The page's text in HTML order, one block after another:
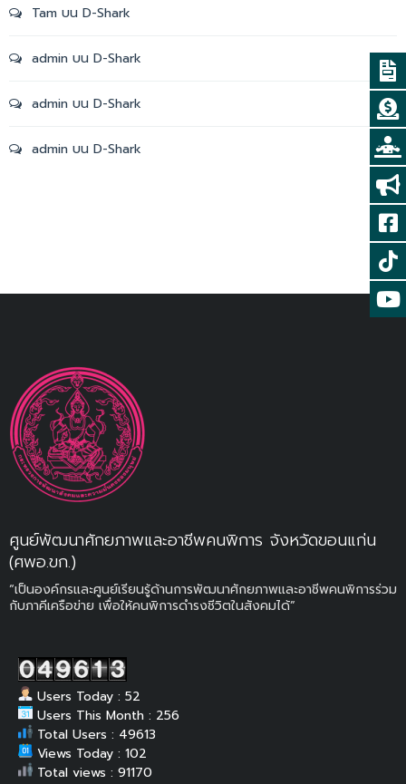
Tam บน D-Shark
admin บน D-Shark
admin บน D-Shark
admin บน D-Shark
ศูนย์พัฒนาศักยภาพและอาชีพคนพิการ จังหวัดขอนแก่น
(ศพอ.ขก.)
“เป็นองค์กรและศูนย์เรียนรู้ด้านการพัฒนาศักยภาพและอาชีพคนพิการร่วม
กับภาคีเครือข่าย เพื่อให้คนพิการดำรงชีวิตในสังคมได้”
Users Today : 52
Users This Month : 256
Total Users : 49613
Views Today : 102
Total views : 91170